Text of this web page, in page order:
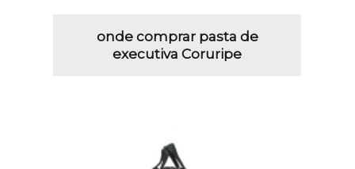
onde comprar pasta de
executiva Coruripe